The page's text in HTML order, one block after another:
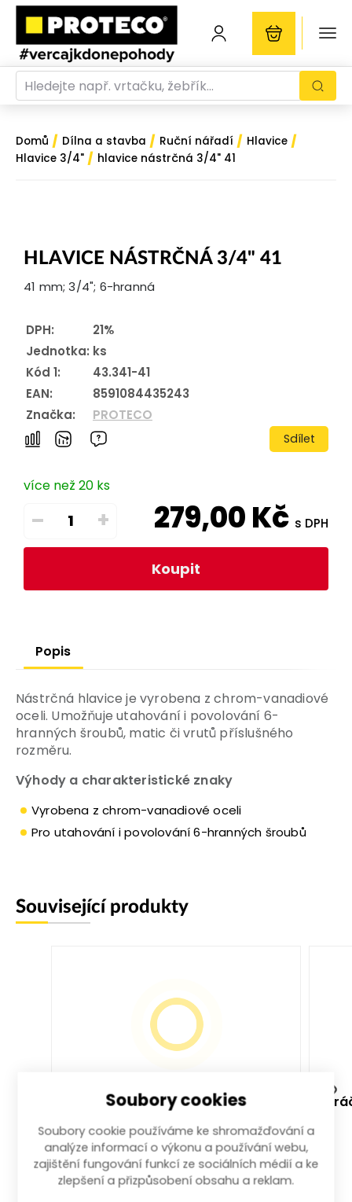
Domů / Dílna a stavba / Ruční nářadí / Hlavice /
Hlavice 3/4" / hlavice nástrčná 3/4" 41
HLAVICE NÁSTRČNÁ 3/4" 41
41 mm; 3/4"; 6-hranná
DPH:
21%
Jednotka: ks
Kód 1:
43.341-41
EAN:
8591084435243
Značka:
PROTECO
Sdílet
více než 20 ks
– + 279,00Kč s DPH
Koupit
Popis
Nástrčná hlavice je vyrobena z chrom-vanadiové
oceli. Umožňuje utahování i povolování 6-
hranných šroubů, matic či vrutů příslušného
rozměru.
Výhody a charakteristické znaky
Vyrobena z chrom-vanadiové oceli
Pro utahování i povolování 6-hranných šroubů
Související produkty
Gola sada hlavic 3/4" 21 dílů 19-
50 mm
gola sada; 21-dílná; 3/4"; 19-50 mm
více než 10 ks
2 539,00Kč/ sds DPH
Soubory cookies
Soubory cookie používáme ke shromažďování a
analýze informací o výkonu a používání webu,
zajištění fungování funkcí ze sociálních médií a ke
zlepšení a přizpůsobení obsahu a reklam.